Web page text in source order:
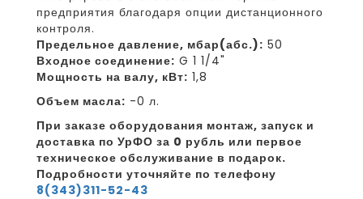
предприятия благодаря опции дистанционного
контроля.
Предельное давление, мбар(абс.): 50
Входное соединение: G 1 1/4"
Мощность на валу, кВт: 1,8
Объем масла: -0 л.
При заказе оборудования монтаж, запуск и
доставка по УрФО за 0 рубль или первое
техническое обслуживание в подарок.
Подробности уточняйте по телефону
8(343)311-52-43